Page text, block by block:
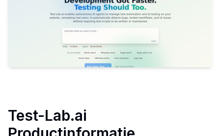
Test-Lab.ai